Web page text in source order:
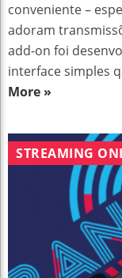
conveniente –
adoram
add-on foi
interface simples
More »
STREAMING